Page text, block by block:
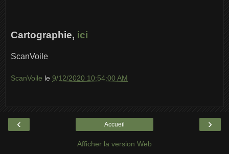
Cartographie, ici
ScanVoile
ScanVoile le 9/12/2020 10:54:00 AM
‹ ›
Accueil
Afficher la version Web